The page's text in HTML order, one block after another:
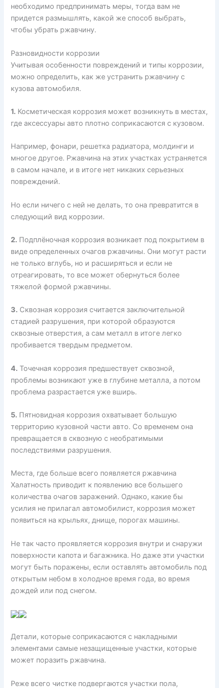
необходимо предпринимать меры, тогда вам не
придется размышлять, какой же способ выбрать,
чтобы убрать ржавчину.
Разновидности коррозии
Учитывая особенности повреждений и типы коррозии,
можно определить, как же устранить ржавчину с
кузова автомобиля.
1. Косметическая коррозия может возникнуть в местах,
где аксессуары авто плотно соприкасаются с кузовом.
Например, фонари, решетка радиатора, молдинги и
многое другое. Ржавчина на этих участках устраняется
в самом начале, и в итоге нет никаких серьезных
повреждений.
Но если ничего с ней не делать, то она превратится в
следующий вид коррозии.
2. Подплёночная коррозия возникает под покрытием в
виде определенных очагов ржавчины. Они могут расти
не только вглубь, но и расширяться и если не
отреагировать, то все может обернуться более
тяжелой формой ржавчины.
3. Сквозная коррозия считается заключительной
стадией разрушения, при которой образуются
сквозные отверстия, а сам металл в итоге легко
пробивается твердым предметом.
4. Точечная коррозия предшествует сквозной,
проблемы возникают уже в глубине металла, а потом
проблема разрастается уже вширь.
5. Пятновидная коррозия охватывает большую
территорию кузовной части авто. Со временем она
превращается в сквозную с необратимыми
последствиями разрушения.
Места, где больше всего появляется ржавчина
Халатность приводит к появлению все большего
количества очагов заражений. Однако, какие бы
усилия не прилагал автомобилист, коррозия может
появиться на крыльях, днище, порогах машины.
Не так часто проявляется коррозия внутри и снаружи
поверхности капота и багажника. Но даже эти участки
могут быть поражены, если оставлять автомобиль под
открытым небом в холодное время года, во время
дождей или под снегом.
Детали, которые соприкасаются с накладными
элементами самые незащищенные участки, которые
может поразить ржавчина.
Реже всего чистке подвергаются участки пола,